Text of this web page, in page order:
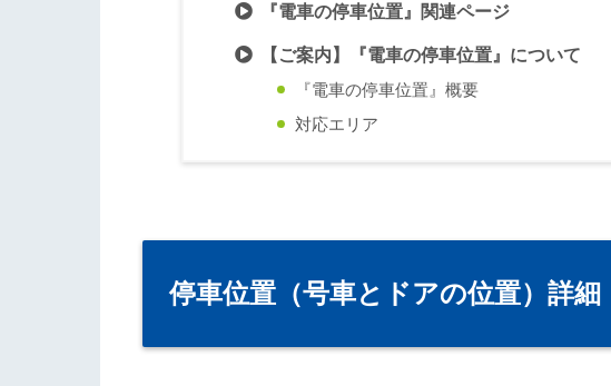
『電車の停車位置』関連ページ
【ご案内】『電車の停車位置』について
『電車の停車位置』概要
対応エリア
停車位置（号車とドアの位置）詳細